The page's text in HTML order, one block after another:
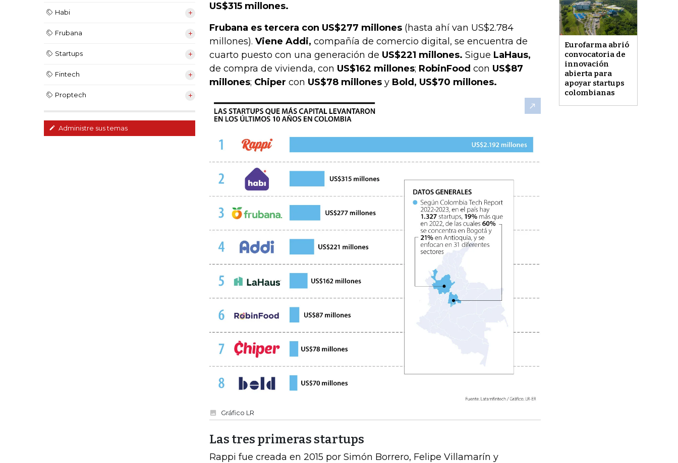
Habi
Frubana
Startups
Fintech
Proptech
Administre sus temas
Eurofarma abrió
convocatoria de
innovación
abierta para
apoyar startups
colombianas
US$315 millones.
Frubana es tercera con US$277 millones (hasta ahí van US$2.784
millones). Viene Addi, compañía de comercio digital, se encuentra de
cuarto puesto con una generación de US$221 millones. Sigue LaHaus,
de compra de vivienda, con US$162 millones; RobinFood con US$87
millones; Chiper con US$78 millones y Bold, US$70 millones.
Gráfico LR
Las tres primeras startups
Rappi fue creada en 2015 por Simón Borrero, Felipe Villamarín y